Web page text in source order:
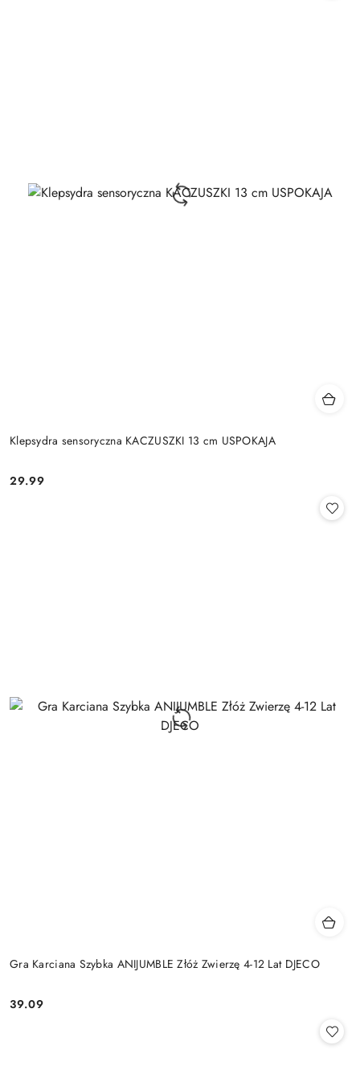
Klepsydra sensoryczna KACZUSZKI 13 cm USPOKAJA
Cena:
29.99
Gra Karciana Szybka ANIJUMBLE Złóż Zwierzę 4-12 Lat DJECO
Cena:
39.09